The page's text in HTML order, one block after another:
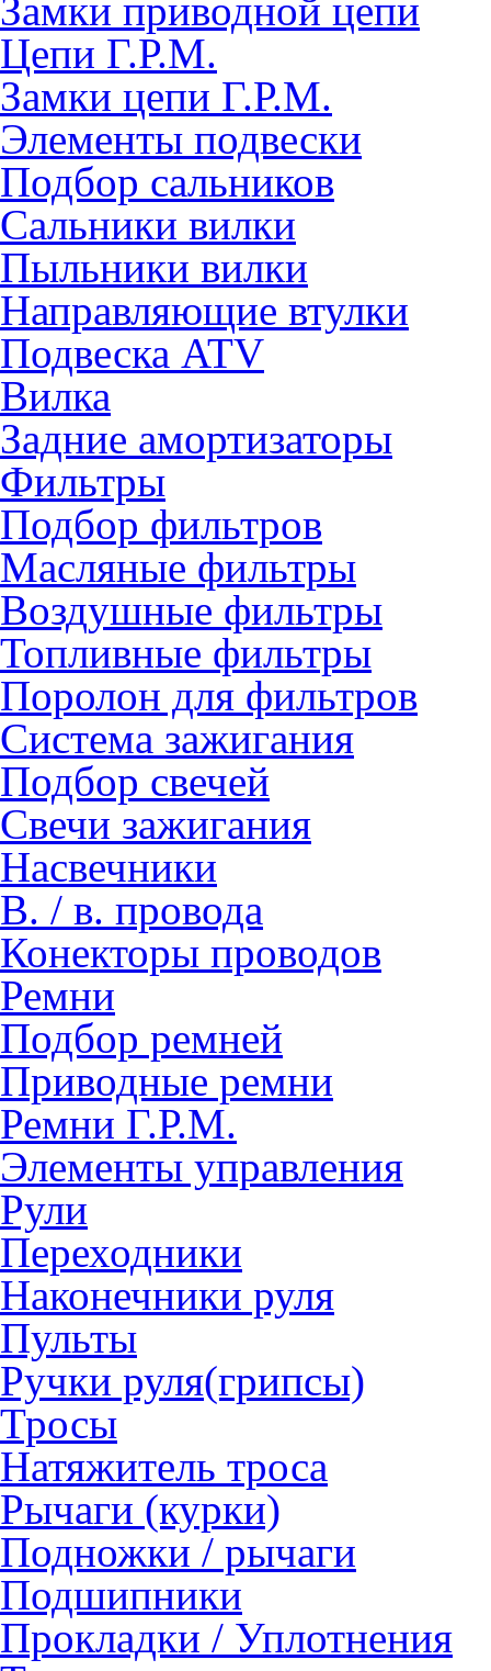
Замки приводной цепи
Цепи Г.Р.М.
Замки цепи Г.Р.М.
Элементы подвески
Подбор сальников
Сальники вилки
Пыльники вилки
Направляющие втулки
Подвеска ATV
Вилка
Задние амортизаторы
Фильтры
Подбор фильтров
Масляные фильтры
Воздушные фильтры
Топливные фильтры
Поролон для фильтров
Система зажигания
Подбор свечей
Свечи зажигания
Насвечники
В. / в. провода
Конекторы проводов
Ремни
Подбор ремней
Приводные ремни
Ремни Г.Р.М.
Элементы управления
Рули
Переходники
Наконечники руля
Пульты
Ручки руля(грипсы)
Тросы
Натяжитель троса
Рычаги (курки)
Подножки / рычаги
Подшипники
Прокладки / Уплотнения